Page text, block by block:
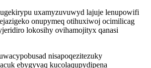
uxamyzuvuwyd lajuje lenupowifi
onupymeq otihuxiwoj ocimilicag
lokosihy ovihamojityx qanasi
nisapoqezitezuky
ebygyvaq kucolaqupydipena